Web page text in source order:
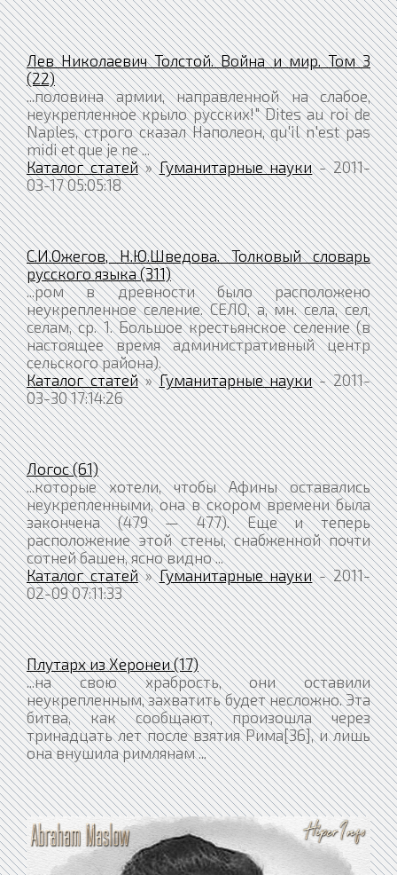
Лев Николаевич Толстой. Война и мир. Том 3
(22)
...половина армии, направленной на слабое,
неукрепленное крыло русских!" Dites au roi de
Naples, строго сказал Наполеон, qu'il n'est pas
midi et que je ne ...
Каталог статей»Гуманитарные науки- 2011-
03-17 05:05:18
С.И.Ожегов, Н.Ю.Шведова. Толковый словарь
русского языка (311)
...ром в древности было расположено
неукрепленное селение. СЕЛО, а, мн. села, сел,
селам, ср. 1. Большое крестьянское селение (в
настоящее время административный центр
сельского района).
Каталог статей»Гуманитарные науки- 2011-
03-30 17:14:26
Логос (61)
...которые хотели, чтобы Афины оставались
неукрепленными, она в скором времени была
закончена (479 — 477). Еще и теперь
расположение этой стены, снабженной почти
сотней башен, ясно видно ...
Каталог статей»Гуманитарные науки- 2011-
02-09 07:11:33
Плутарх из Херонеи (17)
...на свою храбрость, они оставили
неукрепленным, захватить будет несложно. Эта
битва, как сообщают, произошла через
тринадцать лет после взятия Рима[36], и лишь
она внушила римлянам ...